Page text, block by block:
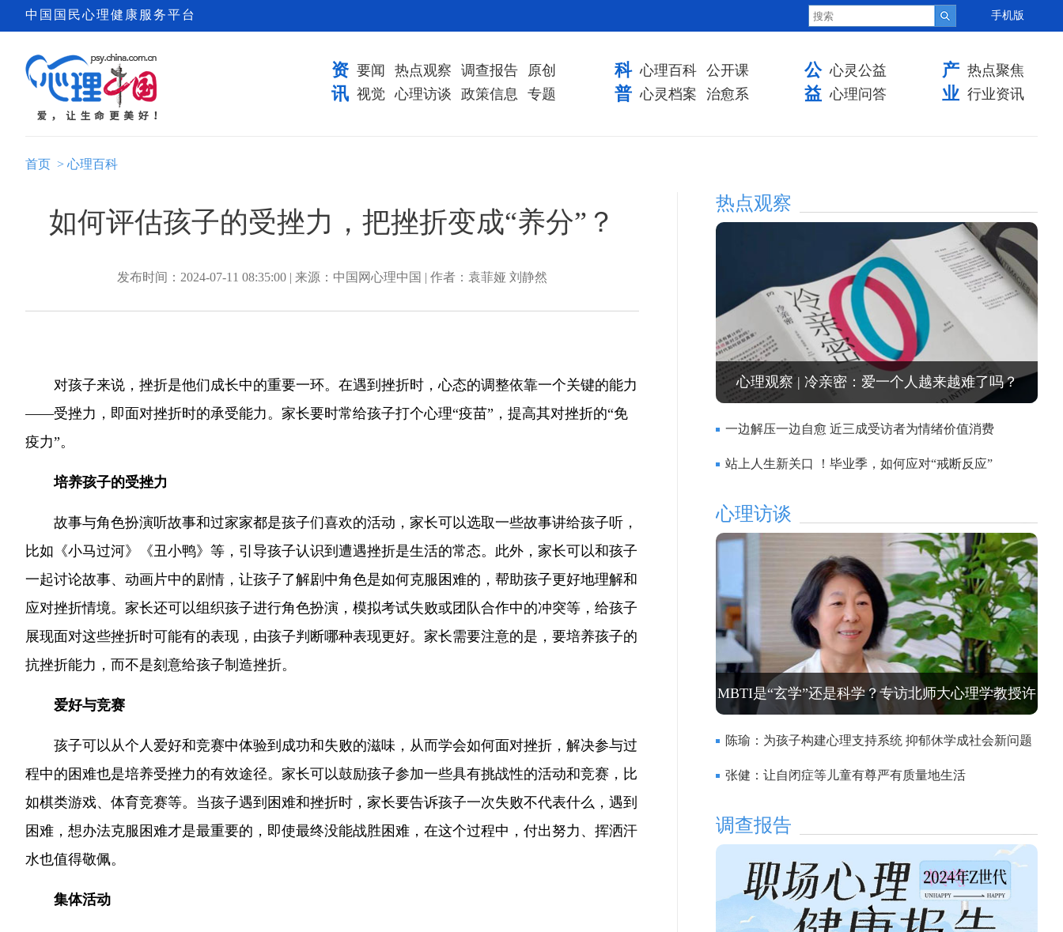
中国国民心理健康服务平台 手机版
资
讯
要闻 热点观察 调查报告
原创
视觉 心理访谈 政策信息 专题
科
普
心理百科 公开课
心灵档案
治愈系
公
益
心灵公益
心理问答
产
业
热点聚焦
行业资讯
首页 > 心理百科
如何评估孩子的受挫力，把挫折变成“养分”？
发布时间：2024-07-11 08:35:00 | 来源：中国网心理中国 | 作者：袁菲娅 刘静然
对孩子来说，挫折是他们成长中的重要一环。在遇到挫折时，心态的调整依靠一个关键的能力
——受挫力，即面对挫折时的承受能力。家长要时常给孩子打个心理“疫苗”，提高其对挫折的“免
疫力”。
培养孩子的受挫力
故事与角色扮演听故事和过家家都是孩子们喜欢的活动，家长可以选取一些故事讲给孩子听，
比如《小马过河》《丑小鸭》等，引导孩子认识到遭遇挫折是生活的常态。此外，家长可以和孩子
一起讨论故事、动画片中的剧情，让孩子了解剧中角色是如何克服困难的，帮助孩子更好地理解和
应对挫折情境。家长还可以组织孩子进行角色扮演，模拟考试失败或团队合作中的冲突等，给孩子
展现面对这些挫折时可能有的表现，由孩子判断哪种表现更好。家长需要注意的是，要培养孩子的
抗挫折能力，而不是刻意给孩子制造挫折。
爱好与竞赛
孩子可以从个人爱好和竞赛中体验到成功和失败的滋味，从而学会如何面对挫折，解决参与过
程中的困难也是培养受挫力的有效途径。家长可以鼓励孩子参加一些具有挑战性的活动和竞赛，比
如棋类游戏、体育竞赛等。当孩子遇到困难和挫折时，家长要告诉孩子一次失败不代表什么，遇到
困难，想办法克服困难才是最重要的，即使最终没能战胜困难，在这个过程中，付出努力、挥洒汗
水也值得敬佩。
集体活动
热点观察
心理观察 | 冷亲密：爱一个人越来越难了吗？
一边解压一边自愈 近三成受访者为情绪价值消费
站上人生新关口 ！毕业季，如何应对“戒断反应”
心理访谈
MBTI是“玄学”还是科学？专访北师大心理学教授许
燕
陈瑜：为孩子构建心理支持系统 抑郁休学成社会新问题
张健：让自闭症等儿童有尊严有质量地生活
调查报告